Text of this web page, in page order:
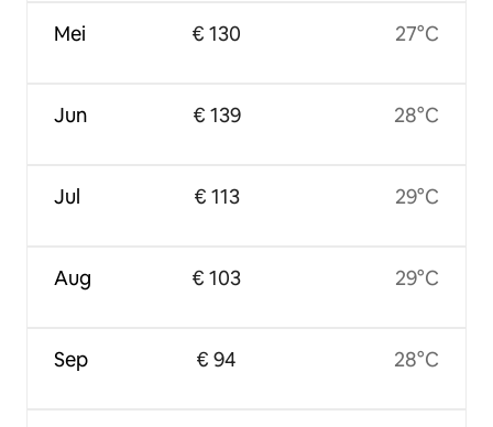
Mei
Jun
Jul
Aug
Sep
€ 130
€ 139
€ 113
€ 103
€ 94
27°C
28°C
29°C
29°C
28°C